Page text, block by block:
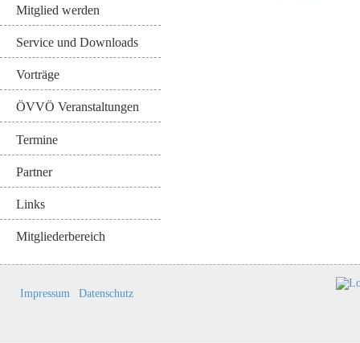
Mitglied werden
Service und Downloads
Vorträge
ÖVVÖ Veranstaltungen
Termine
Partner
Links
Mitgliederbereich
Impressum Datenschutz